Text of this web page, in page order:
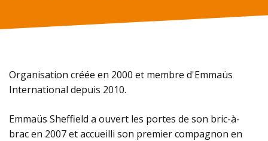
Organisation créée en 2000 et membre d'Emmaüs
International depuis 2010.
Emmaüs Sheffield a ouvert les portes de son bric-à-
brac en 2007 et accueilli son premier compagnon en